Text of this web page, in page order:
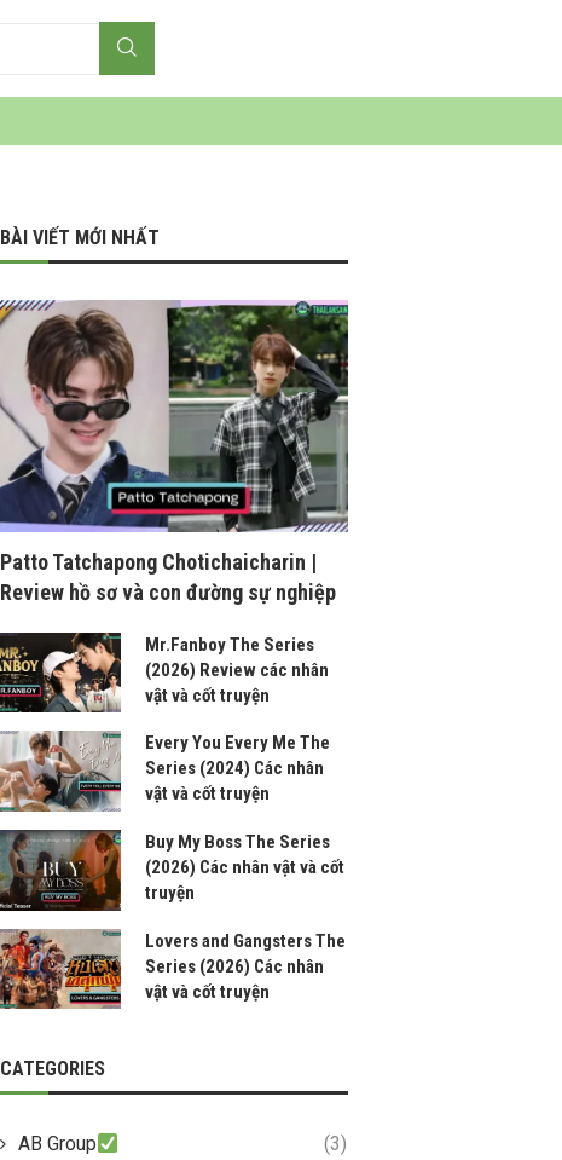
BÀI VIẾT MỚI NHẤT
Patto Tatchapong Chotichaicharin |
Review hồ sơ và con đường sự nghiệp
Mr.Fanboy The Series
(2026) Review các nhân
vật và cốt truyện
Every You Every Me The
Series (2024) Các nhân
vật và cốt truyện
Buy My Boss The Series
(2026) Các nhân vật và cốt
truyện
Lovers and Gangsters The
Series (2026) Các nhân
vật và cốt truyện
CATEGORIES
AB Group (3)